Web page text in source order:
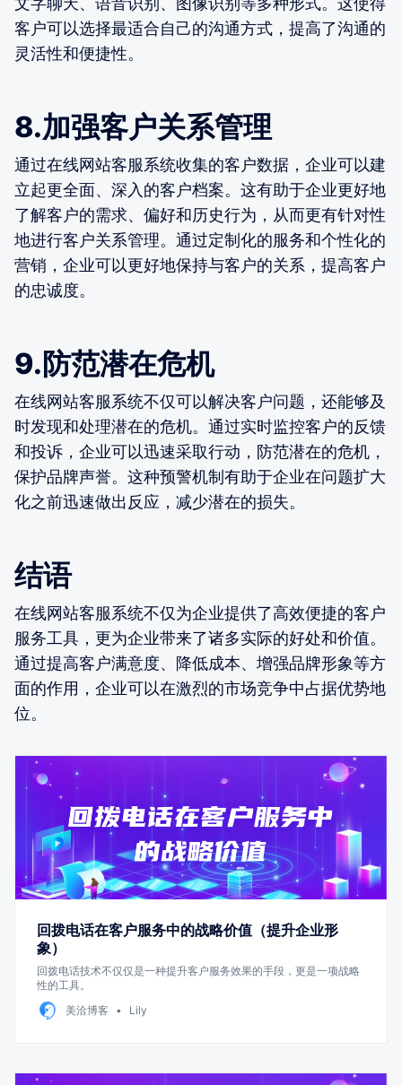
客户可以选择最适合自己的沟通方式，提高了沟通的
灵活性和便捷性。
8.加强客户关系管理
通过在线网站客服系统收集的客户数据，企业可以建
立起更全面、深入的客户档案。这有助于企业更好地
了解客户的需求、偏好和历史行为，从而更有针对性
地进行客户关系管理。通过定制化的服务和个性化的
营销，企业可以更好地保持与客户的关系，提高客户
的忠诚度。
9.防范潜在危机
在线网站客服系统不仅可以解决客户问题，还能够及
时发现和处理潜在的危机。通过实时监控客户的反馈
和投诉，企业可以迅速采取行动，防范潜在的危机，
保护品牌声誉。这种预警机制有助于企业在问题扩大
化之前迅速做出反应，减少潜在的损失。
结语
在线网站客服系统不仅为企业提供了高效便捷的客户
服务工具，更为企业带来了诸多实际的好处和价值。
通过提高客户满意度、降低成本、增强品牌形象等方
面的作用，企业可以在激烈的市场竞争中占据优势地
位。
回拨电话在客户服务中的战略价值（提升企业形
象）
回拨电话技术不仅仅是一种提升客户服务效果的手段，更是一项战略
性的工具。
美洽博客
Lily